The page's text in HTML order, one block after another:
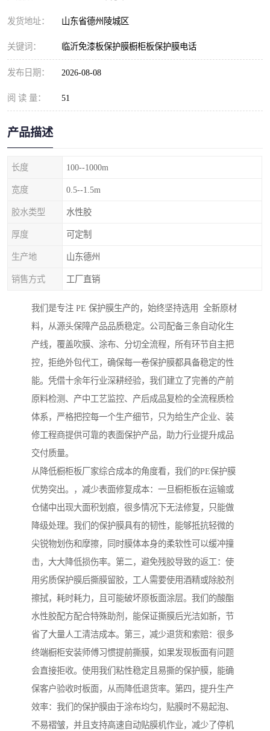
发货地址： 山东省德州陵城区
关键词： 临沂免漆板保护膜橱柜板保护膜电话
发布日期： 2026-08-08
阅 读 量： 51
产品描述
长度 100--1000m
宽度 0.5--1.5m
胶水类型 水性胶
厚度 可定制
生产地 山东德州
销售方式 工厂直销
我们是专注 PE 保护膜生产的，始终坚持选用 全新原材
料，从源头保障产品品质稳定。公司配备三条自动化生
产线，覆盖吹膜、涂布、分切全流程，所有环节自主把
控，拒绝外包代工，确保每一卷保护膜都具备稳定的性
能。凭借十余年行业深耕经验，我们建立了完善的产前
原料检测、产中工艺监控、产后成品复检的全流程质检
体系，严格把控每一个生产细节，只为给生产企业、装
修工程商提供可靠的表面保护产品，助力行业提升成品
交付质量。
从降低橱柜板厂家综合成本的角度看，我们的PE保护膜
优势突出。，减少表面修复成本：一旦橱柜板在运输或
仓储中出现大面积划痕，很多情况下无法修复，只能做
降级处理。我们的保护膜具有的韧性，能够抵抗轻微的
尖锐物划伤和摩擦，同时膜体本身的柔软性可以缓冲撞
击，大大降低损伤率。第二，避免残胶导致的返工：使
用劣质保护膜后撕膜留胶，工人需要使用酒精或除胶剂
擦拭，耗时耗力，且可能破坏原板面涂层。我们的酸酯
水性胶配方配合特殊助剂，能保证撕膜后光洁如新，节
省了大量人工清洁成本。第三，减少退货和索赔：很多
终端橱柜安装师傅习惯提前撕膜，如果发现板面有问题
会直接拒收。使用我们粘性稳定且易撕的保护膜，能确
保客户验收时板面，从而降低退货率。第四，提升生产
效率：我们的保护膜由于涂布均匀，贴膜时不易起泡、
不易褶皱，并且支持高速自动贴膜机作业，减少了停机